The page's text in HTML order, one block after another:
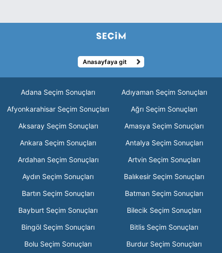
Anasayfaya git
Adana Seçim Sonuçları
Adıyaman Seçim Sonuçları
Afyonkarahisar Seçim Sonuçları
Ağrı Seçim Sonuçları
Aksaray Seçim Sonuçları
Amasya Seçim Sonuçları
Ankara Seçim Sonuçları
Antalya Seçim Sonuçları
Ardahan Seçim Sonuçları
Artvin Seçim Sonuçları
Aydın Seçim Sonuçları
Balıkesir Seçim Sonuçları
Bartın Seçim Sonuçları
Batman Seçim Sonuçları
Bayburt Seçim Sonuçları
Bilecik Seçim Sonuçları
Bingöl Seçim Sonuçları
Bitlis Seçim Sonuçları
Bolu Seçim Sonuçları
Burdur Seçim Sonuçları